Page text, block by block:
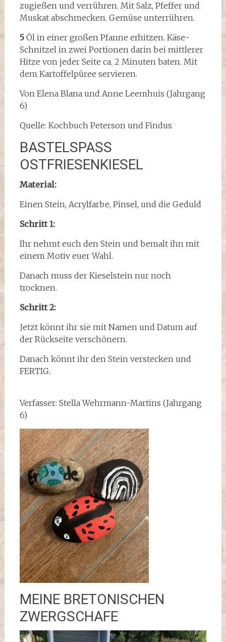
zugießen und verrühren. Mit Salz, Pfeffer und
Muskat abschmecken. Gemüse unterrühren.
5Öl in einer großen Pfanne erhitzen. Käse-
Schnitzel in zwei Portionen darin bei mittlerer
Hitze von jeder Seite ca. 2 Minuten baten. Mit
dem Kartoffelpüree servieren.
Von Elena Blana und Anne Leemhuis (Jahrgang
6)
Quelle: Kochbuch Peterson und Findus
BASTELSPASS
OSTFRIESENKIESEL
Material:
Einen Stein, Acrylfarbe, Pinsel, und die Geduld
Schritt 1:
Ihr nehmt euch den Stein und bemalt ihn mit
einem Motiv euer Wahl.
Danach muss der Kieselstein nur noch
trocknen.
Schritt 2:
Jetzt könnt ihr sie mit Namen und Datum auf
der Rückseite verschönern.
Danach könnt ihr den Stein verstecken und
FERTIG.
Verfasser: Stella Wehrmann-Martins (Jahrgang
6)
MEINE BRETONISCHEN
ZWERGSCHAFE